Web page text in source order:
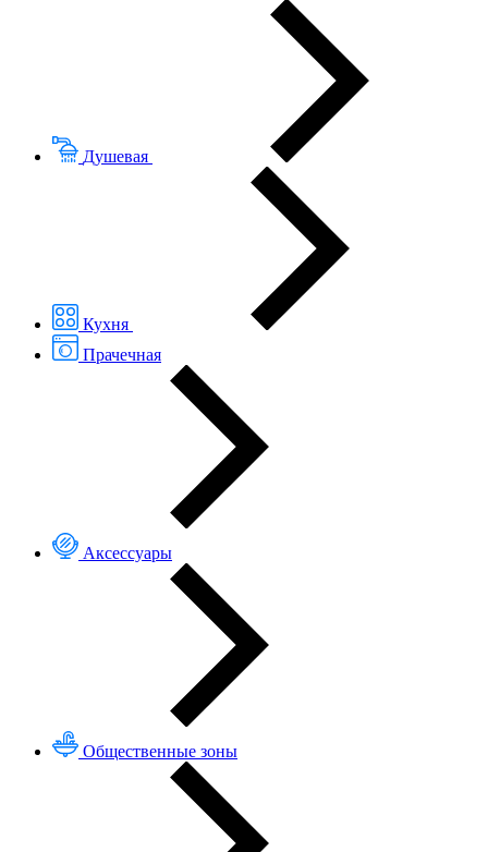
Душевая
Кухня
Прачечная
Аксессуары
Общественные зоны